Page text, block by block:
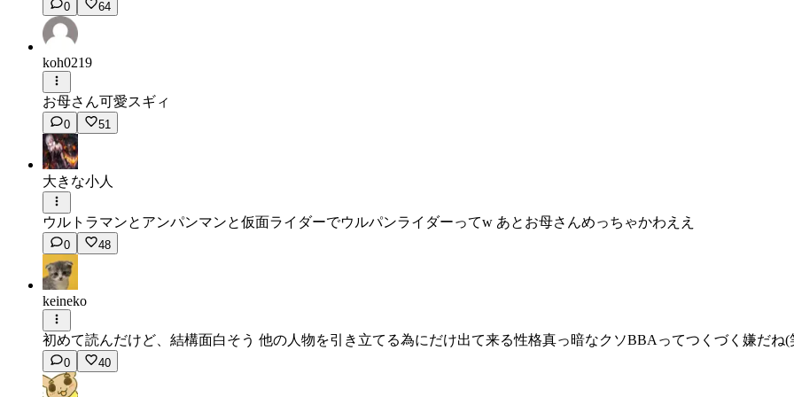
0 64
koh0219
お母さん可愛スギィ
0 51
大きな小人
ウルトラマンとアンパンマンと仮面ライダーでウルパンライダーってw あとお母さんめっちゃかわええ
0 48
keineko
初めて読んだけど、結構面白そう 他の人物を引き立てる為にだけ出て来る性格真っ暗なクソBBAってつくづく嫌だね(
0 40